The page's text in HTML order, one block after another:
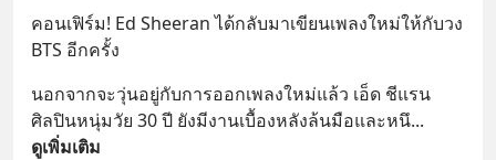
คอนเฟิร์ม! Ed Sheeran ได้กลับมาเขียนเพลงใหม่ให้กับวง
BTS อีกครั้ง
นอกจากจะวุ่นอยู่กับการออกเพลงใหม่แล้ว เอ็ด ชีแรน
ศิลปินหนุ่มวัย 30 ปี ยังมีงานเบื้องหลังล้นมือและหนึ...
ดูเพิ่มเติม